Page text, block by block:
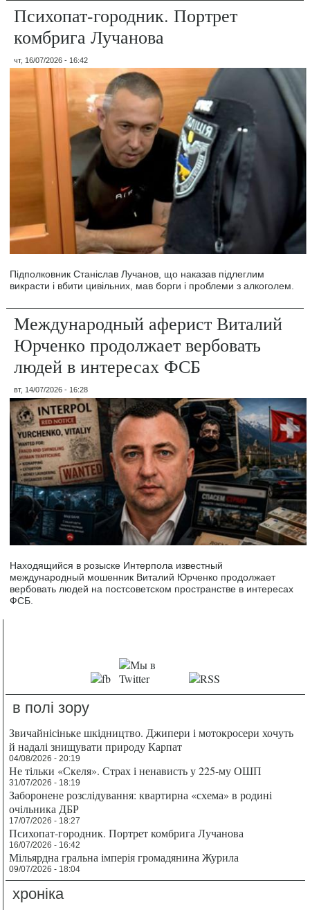
Психопат-городник. Портрет
комбрига Лучанова
чт, 16/07/2026 - 16:42
Підполковник Станіслав Лучанов, що наказав підлеглим
викрасти і вбити цивільних, мав борги і проблеми з алкоголем.
Международный аферист Виталий
Юрченко продолжает вербовать
людей в интересах ФСБ
вт, 14/07/2026 - 16:28
Находящийся в розыске Интерпола известный
международный мошенник Виталий Юрченко продолжает
вербовать людей на постсоветском пространстве в интересах
ФСБ.
в полі зору
Звичайнісіньке шкідництво. Джипери і мотокросери хочуть
й надалі знищувати природу Карпат
04/08/2026 - 20:19
Не тільки «Скеля». Страх і ненависть у 225-му ОШП
31/07/2026 - 18:19
Заборонене розслідування: квартирна «схема» в родині
очільника ДБР
17/07/2026 - 18:27
Психопат-городник. Портрет комбрига Лучанова
16/07/2026 - 16:42
Мільярдна гральна імперія громадянина Журила
09/07/2026 - 18:04
хроніка